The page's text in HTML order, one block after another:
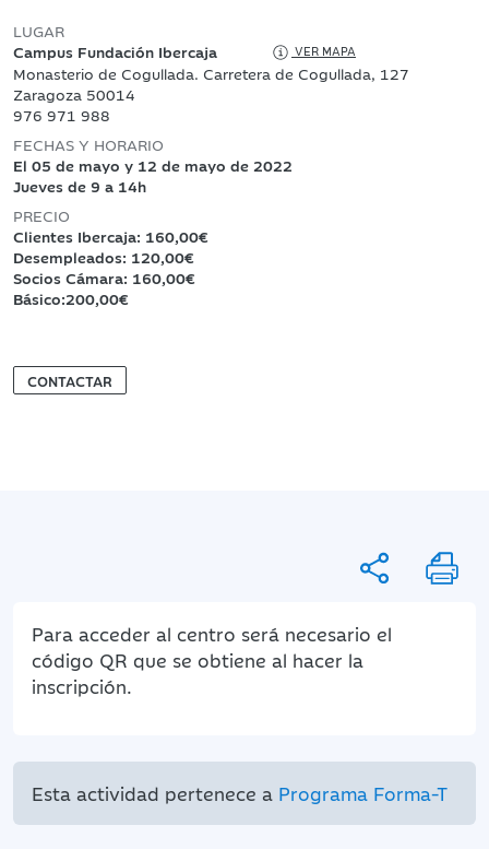
LUGAR
Campus Fundación Ibercaja
VER MAPA
Monasterio de Cogullada. Carretera de Cogullada, 127
Zaragoza 50014
976 971 988
FECHAS Y HORARIO
El 05 de mayo y 12 de mayo de 2022
Jueves de 9 a 14h
PRECIO
Clientes Ibercaja: 160,00€
Desempleados: 120,00€
Socios Cámara: 160,00€
Básico:200,00€
CONTACTAR
Para acceder al centro será necesario el
código QR que se obtiene al hacer la
inscripción.
Esta actividad pertenece a Programa Forma-T